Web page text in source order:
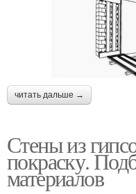
читать дальше →
Стены из
покраску.
материалов